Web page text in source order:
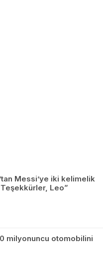
Messi’ye iki kelimelik
Leo”
milyonuncu otomobilini